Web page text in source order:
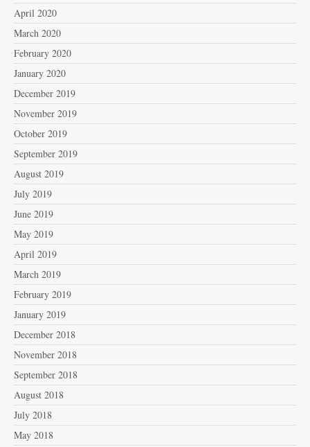
April 2020
March 2020
February 2020
January 2020
December 2019
November 2019
October 2019
September 2019
August 2019
July 2019
June 2019
May 2019
April 2019
March 2019
February 2019
January 2019
December 2018
November 2018
September 2018
August 2018
July 2018
May 2018